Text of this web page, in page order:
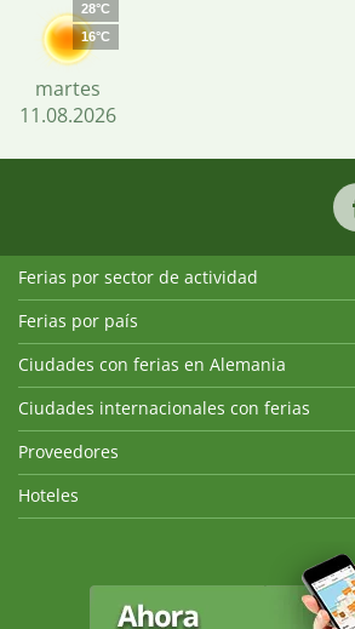
28°C
16°C
martes
11.08.2026
Ferias por sector de actividad
Ferias por país
Ciudades con ferias en Alemania
Ciudades internacionales con ferias
Proveedores
Hoteles